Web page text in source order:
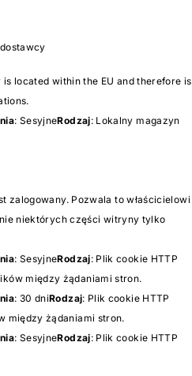
located within the EU and therefore is
: SesyjneRodzaj: Lokalny magazyn
zalogowany. Pozwala to właścicielowi
niektórych części witryny tylko
: SesyjneRodzaj: Plik cookie HTTP
między żądaniami stron.
: 30 dniRodzaj: Plik cookie HTTP
między żądaniami stron.
: SesyjneRodzaj: Plik cookie HTTP